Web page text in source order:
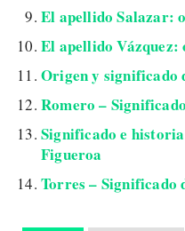
El apellido Salazar:
El apellido
Origen y significado
Romero –
Significado e
Figueroa
Torres – Significado